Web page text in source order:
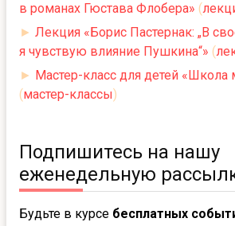
в романах Гюстава Флобера» (
► Лекция «Борис Пастернак: „В
я чувствую влияние Пушкина“» (
► Мастер-класс для детей «Школа
(мастер-классы)
Подпишитесь на нашу
еженедельную
Будьте в курсе бесплатных